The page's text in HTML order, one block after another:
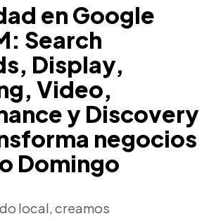
en Google
Search
Display,
Video,
y Discovery
negocios
Domingo
local, creamos